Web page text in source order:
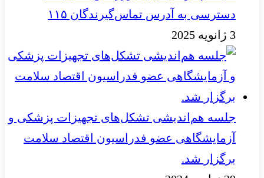
دسترسی به آدرس تماس‌گیرندگان ۱۱۵
3 ژانویه 2025
جلسه هم‌اندیشی تشکل‌های تجهیزات پزشکی و
آزمایشگاهی عضو فدراسیون اقتصاد سلامت
برگزار شد.